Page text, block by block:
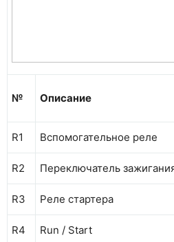
№ Описание
R1 Вспомогательное реле
R2 Переключатель
R3 Реле стартера
R4 Run / Start